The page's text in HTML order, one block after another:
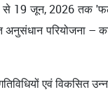
से 19 जून, 2026 तक
परियोजना –
एवं विकसित